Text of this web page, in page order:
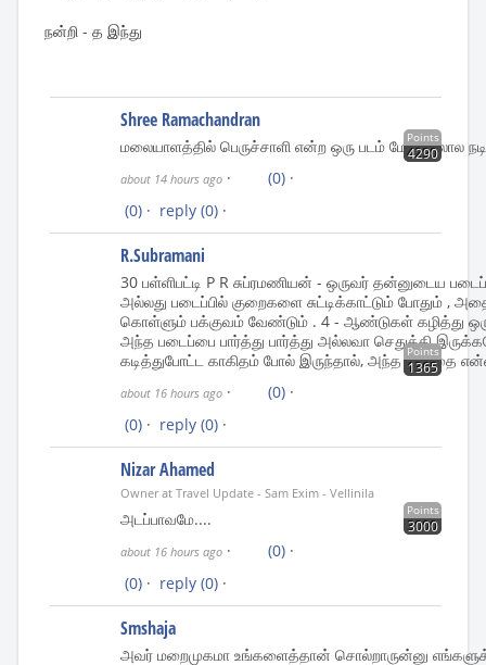
நன்றி - த இந்து
Shree Ramachandran
மலையாளத்தில் பெருச்சாளி என்ற ஒரு படம் மோகன்லால
Points
4290
about 14 hours ago · (0) ·
(0) · reply (0) ·
R.Subramani
30 பள்ளிபட்டி P R சுப்ரமணியன் - ஒருவர் தன்னுடைய
அல்லது படைப்பில் குறைகளை சுட்டிக்காட்டும் போதும் ,
கொள்ளும் பக்குவம் வேண்டும் . 4 - ஆண்டுகள் கழித்து
அந்த படைப்பை பார்த்து பார்த்து அல்லவா செதுக்கி
கடித்துபோட்ட காகிதம் போல் இருந்தால், அந்த படத்தை
Points
1365
about 16 hours ago · (0) ·
(0) · reply (0) ·
Nizar Ahamed
Owner at Travel Update - Sam Exim - Vellinila
அடப்பாவமே.... Points
3000
about 16 hours ago · (0) ·
(0) · reply (0) ·
Smshaja
அவர் மறைமுகமா உங்களைத்தான் சொல்றாருன்னு எங்களுக்கு